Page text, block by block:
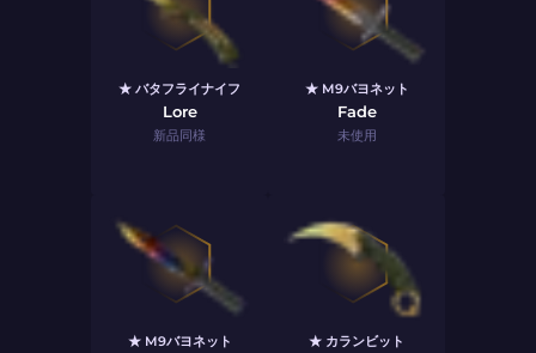
★ バタフライナイフ
Lore
新品同様
★ M9バヨネット
Fade
未使用
★ M9バヨネット ★ カランビット